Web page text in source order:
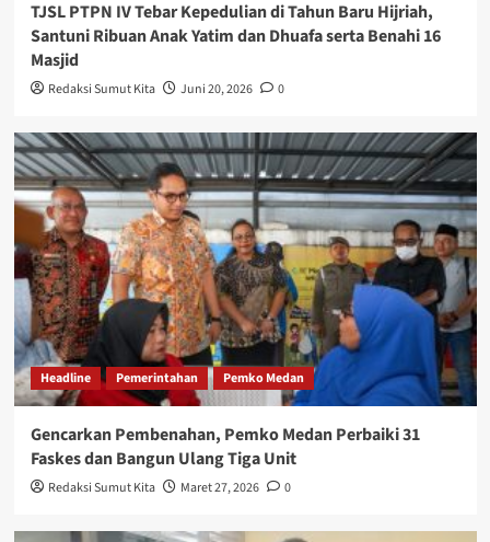
TJSL PTPN IV Tebar Kepedulian di Tahun Baru Hijriah,
Santuni Ribuan Anak Yatim dan Dhuafa serta Benahi 16
Masjid
Redaksi Sumut Kita Juni 20, 2026 0
Headline Pemerintahan Pemko Medan
Gencarkan Pembenahan, Pemko Medan Perbaiki 31
Faskes dan Bangun Ulang Tiga Unit
Redaksi Sumut Kita Maret 27, 2026 0